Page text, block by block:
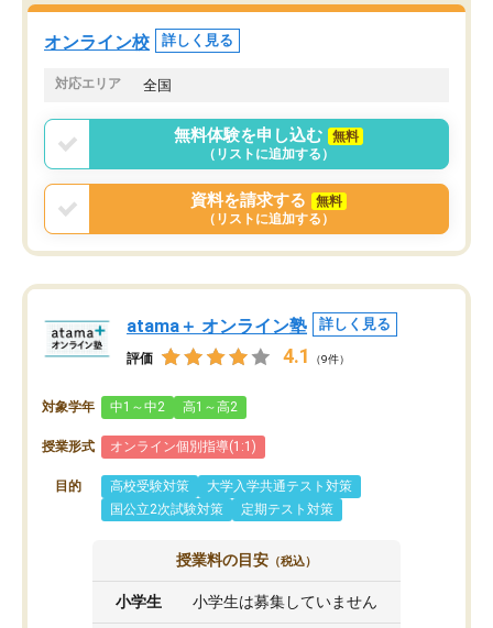
オンライン校 詳しく見る
対応エリア 全国
無料体験を申し込む
無料
（リストに追加する）
資料を請求する
無料
（リストに追加する）
atama＋ オンライン塾 詳しく見る
評価 4.1 （9件）
対象学年 中1～中2 高1～高2
授業形式 オンライン個別指導(1:1)
目的 高校受験対策
大学入学共通テスト対策
国公立2次試験対策
定期テスト対策
授業料の目安 （税込）
小学生 小学生は募集していません